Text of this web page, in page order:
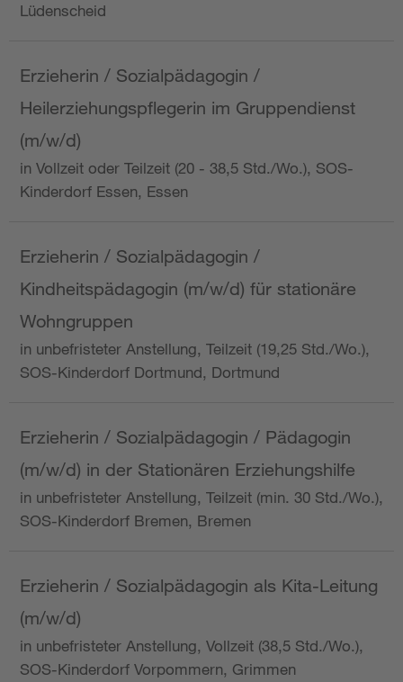
Lüdenscheid
Erzieherin / Sozialpädagogin /
Heilerziehungspflegerin im Gruppendienst
(m/w/d)
in Vollzeit oder Teilzeit (20 - 38,5 Std./Wo.), SOS-
Kinderdorf Essen, Essen
Erzieherin / Sozialpädagogin /
Kindheitspädagogin (m/w/d) für stationäre
Wohngruppen
in unbefristeter Anstellung, Teilzeit (19,25 Std./Wo.),
SOS-Kinderdorf Dortmund, Dortmund
Erzieherin / Sozialpädagogin / Pädagogin
(m/w/d) in der Stationären Erziehungshilfe
in unbefristeter Anstellung, Teilzeit (min. 30 Std./Wo.),
SOS-Kinderdorf Bremen, Bremen
Erzieherin / Sozialpädagogin als Kita-Leitung
(m/w/d)
in unbefristeter Anstellung, Vollzeit (38,5 Std./Wo.),
SOS-Kinderdorf Vorpommern, Grimmen